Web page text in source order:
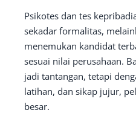
Psikotes dan tes
sekadar formalitas,
menemukan kandidat
sesuai nilai perusahaan.
jadi tantangan, tetapi
latihan, dan sikap jujur,
besar.